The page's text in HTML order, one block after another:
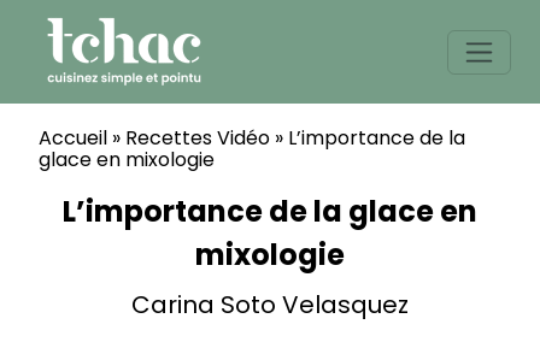
content
Accueil » Recettes Vidéo » L’importance de la
glace en mixologie
L’importance de la glace en
mixologie
Carina Soto Velasquez